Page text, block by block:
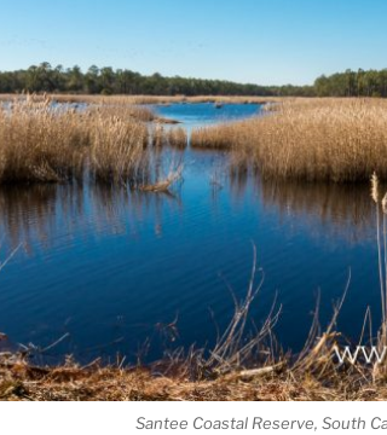
Santee Coastal Reserve, South